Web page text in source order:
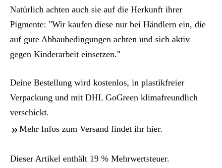
Natürlich achten auch sie auf die Herkunft ihrer
Pigmente: "Wir kaufen diese nur bei Händlern ein, die
auf gute Abbaubedingungen achten und sich aktiv
gegen Kinderarbeit einsetzen."
Deine Bestellung wird kostenlos, in plastikfreier
Verpackung und mit DHL GoGreen klimafreundlich
verschickt.
Mehr Infos zum Versand findet ihr hier.
Dieser Artikel enthält 19 % Mehrwertsteuer.